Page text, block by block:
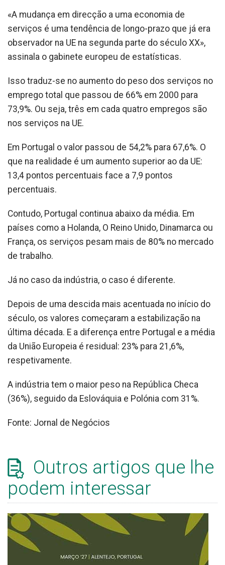
«A mudança em direcção a uma economia de
serviços é uma tendência de longo-prazo que já era
observador na UE na segunda parte do século XX»,
assinala o gabinete europeu de estatísticas.
Isso traduz-se no aumento do peso dos serviços no
emprego total que passou de 66% em 2000 para
73,9%. Ou seja, três em cada quatro empregos são
nos serviços na UE.
Em Portugal o valor passou de 54,2% para 67,6%. O
que na realidade é um aumento superior ao da UE:
13,4 pontos percentuais face a 7,9 pontos
percentuais.
Contudo, Portugal continua abaixo da média. Em
países como a Holanda, O Reino Unido, Dinamarca ou
França, os serviços pesam mais de 80% no mercado
de trabalho.
Já no caso da indústria, o caso é diferente.
Depois de uma descida mais acentuada no início do
século, os valores começaram a estabilização na
última década. E a diferença entre Portugal e a média
da União Europeia é residual: 23% para 21,6%,
respetivamente.
A indústria tem o maior peso na República Checa
(36%), seguido da Eslováquia e Polónia com 31%.
Fonte: Jornal de Negócios
Outros artigos que lhe
podem interessar